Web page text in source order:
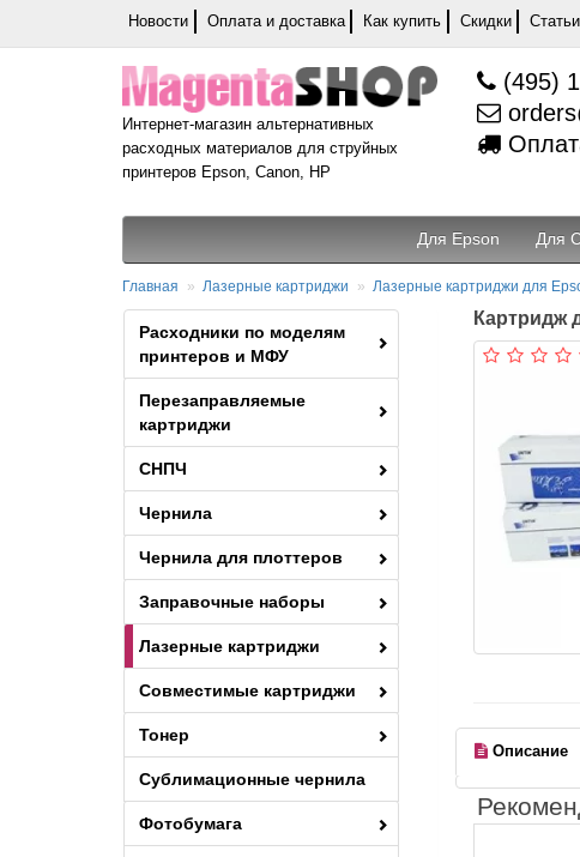
Новости Оплата и доставка Как купить Скидки Статьи
Интернет-магазин альтернативных
расходных материалов для струйных
принтеров Epson, Canon, HP
(495)
Для Epson Для
Главная Лазерные картриджи Лазерные картриджи для
Расходники по моделям
принтеров и МФУ
Перезаправляемые
картриджи
СНПЧ
Чернила
Чернила для плоттеров
Заправочные наборы
Лазерные картриджи
Совместимые картриджи
Тонер
Сублимационные чернила
Фотобумага
Картридж
Описание